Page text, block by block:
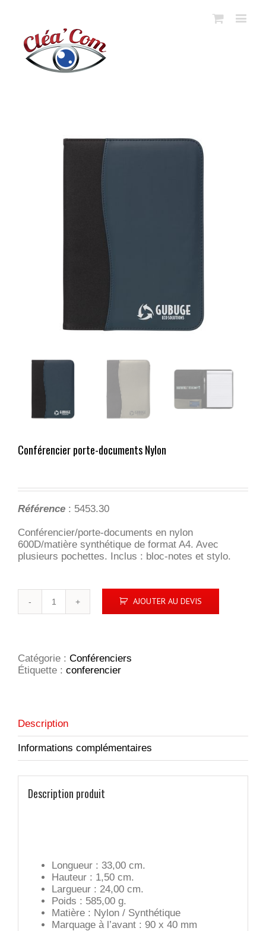
Conférencier porte-documents Nylon
Référence : 5453.30
Conférencier/porte-documents en nylon
600D/matière synthétique de format A4. Avec
plusieurs pochettes. Inclus : bloc-notes et stylo.
Nylon
AJOUTER AU DEVIS
Catégorie : Conférenciers
Étiquette : conferencier
Description
Informations complémentaires
Description produit
Longueur : 33,00 cm.
Hauteur : 1,50 cm.
Largueur : 24,00 cm.
Poids : 585,00 g.
Matière : Nylon / Synthétique
Marquage à l’avant : 90 x 40 mm